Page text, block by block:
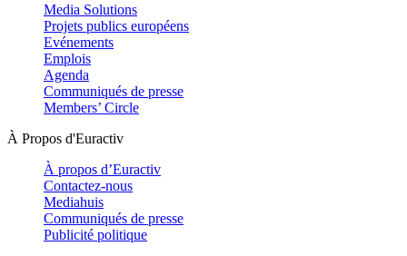
Media Solutions
Projets publics européens
Evénements
Emplois
Agenda
Communiqués de presse
Members’ Circle
À Propos d'Euractiv
À propos d’Euractiv
Contactez-nous
Mediahuis
Communiqués de presse
Publicité politique